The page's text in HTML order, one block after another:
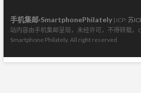
手机集邮·SmartphonePhilately| ICP: 苏
站内容由手机集邮呈现，未经许可，不得转载
Smartphone Philately. All right reserved